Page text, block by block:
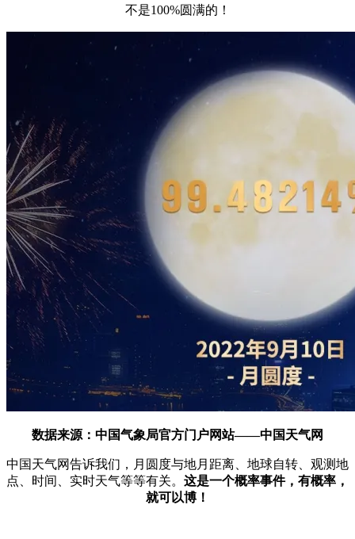
不是100%圆满的！
数据来源：中国气象局官方门户网站——中国天气网
中国天气网告诉我们，月圆度与地月距离、地球自转、观测地
点、时间、实时天气等等有关。 这是一个概率事件，有概率，
就可以博！